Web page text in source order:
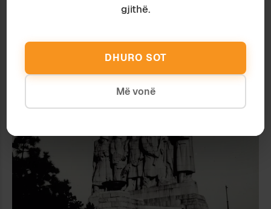
Ardian Vehbiu October 2022
KA RADHË DHE RADHË
gjithë.
DHURO SOT
Më vonë